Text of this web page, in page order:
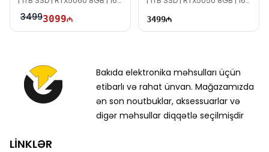
FHD+ | 165Hz
34993099 3499
Bakıda elektronika məhsulları üçün
etibarlı və rahat ünvan. Mağazamızda
ən son noutbuklar, aksessuarlar və
digər məhsullar diqqətlə seçilmişdir
LİNKLƏR